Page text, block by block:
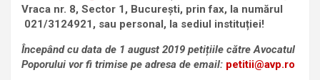
Vraca nr. 8, Sector 1, București, prin fax, la numărul
021/3124921, sau personal, la sediul instituției!
Începând cu data de 1 august 2019 petițiile către Avocatul
Poporului vor fi trimise pe adresa de email: petitii@avp.ro